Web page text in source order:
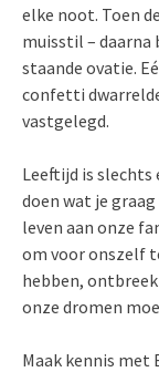
elke noot. Toen
muisstil – daarna
staande ovatie.
confetti
vastgelegd.
Leeftijd is
doen wat je
leven aan onze
om voor onszelf
hebben,
onze dromen
Maak kennis met